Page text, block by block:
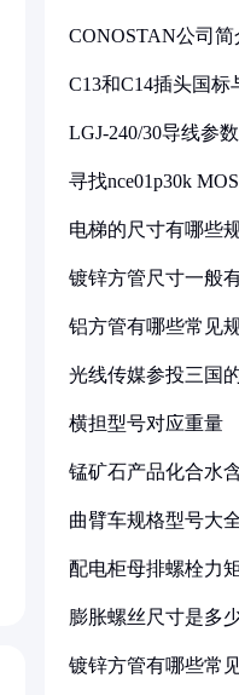
CONOSTAN公司简
C13和C14插头国
LGJ-240/30导线参
寻找nce01p30k
电梯的尺寸有哪些
镀锌方管尺寸一般
铝方管有哪些常见
光线传媒参投三国
横担型号对应重量
锰矿石产品化合水
曲臂车规格型号大
配电柜母排螺栓力
膨胀螺丝尺寸是多
镀锌方管有哪些常